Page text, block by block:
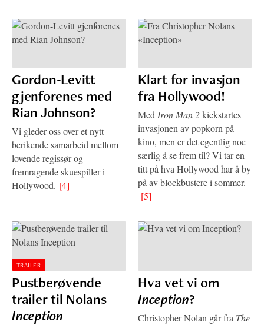
Gordon-Levitt
gjenforenes med
Rian Johnson?
Vi gleder oss over et nytt
berikende samarbeid mellom
lovende regissør og
fremragende skuespiller i
Hollywood. [4]
Klart for invasjon
fra Hollywood!
MedIron Man 2kickstartes
invasjonen av popkorn på
kino, men er det egentlig noe
særlig å se frem til? Vi tar en
titt på hva Hollywood har å by
på av blockbustere i sommer.
[5]
TRAILER
Pustberøvende
trailer til Nolans
Inception
Hva vet vi om
Inception?
Christopher Nolan går fra The